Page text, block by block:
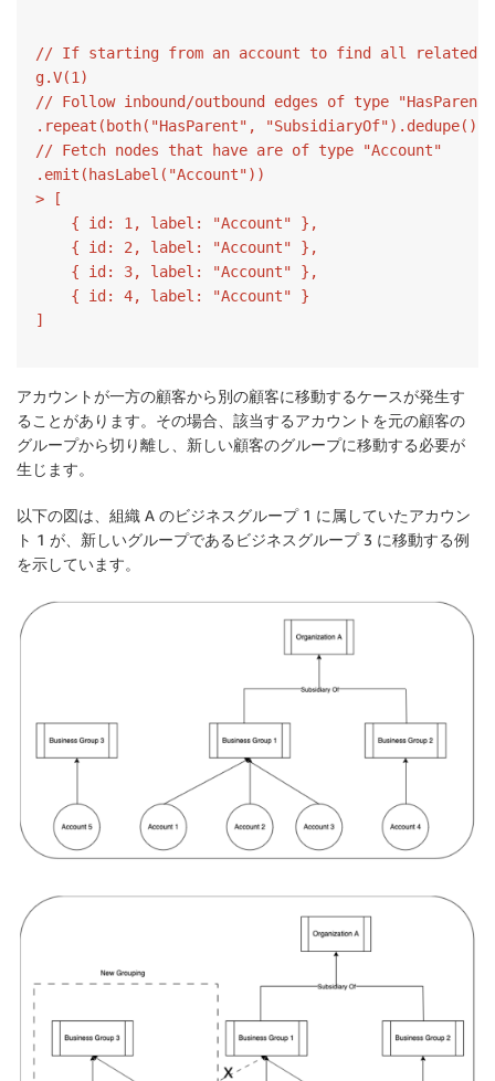
// If starting from an account to find all related
g.V(1)
// Follow inbound/outbound edges of type
.repeat(both("HasParent", "SubsidiaryOf").dedupe())
// Fetch nodes that have are of type "Account"
.emit(hasLabel("Account"))
> [
    { id: 1, label: "Account" },
    { id: 2, label: "Account" },
    { id: 3, label: "Account" },
    { id: 4, label: "Account" }
アカウントが一方の顧客から別の顧客に移動するケースが発生す
ることがあります。その場合、該当するアカウントを元の顧客の
グループから切り離し、新しい顧客のグループに移動する必要が
生じます。
以下の図は、組織 A のビジネスグループ 1 に属していたアカウン
ト 1 が、新しいグループであるビジネスグループ 3 に移動する例
を示しています。